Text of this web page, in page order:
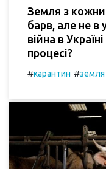
Земля з
барв, але не в
війна в
процесі?
#карантин #земля